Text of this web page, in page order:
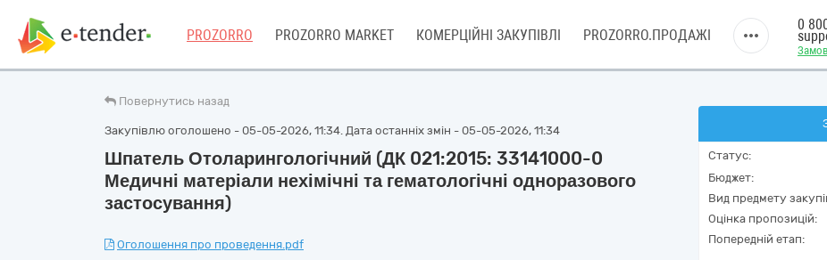
PROZORRO PROZORRO MARKET КОМЕРЦІЙНІ ЗАКУПІВЛІ PROZORRO.ПРОДАЖІ
0
Повернутись назад
Закупівлю оголошено - 05-05-2026, 11:34. Дата останніх змін - 05-05-2026, 11:34
Шпатель Отоларингологічний (ДК 021:2015: 33141000-0
Медичні матеріали нехімічні та гематологічні одноразового
застосування)
Оголошення про проведення.pdf
Статус:
Бюджет:
Вид предмету
Оцінка пропозицій:
Попередній етап: